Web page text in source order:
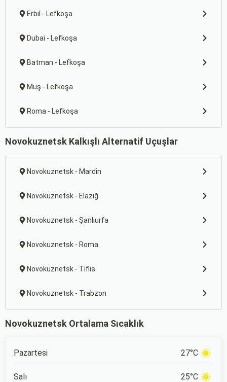
Erbil - Lefkoşa
Dubai - Lefkoşa
Batman - Lefkoşa
Muş - Lefkoşa
Roma - Lefkoşa
Novokuznetsk Kalkışlı Alternatif Uçuşlar
Novokuznetsk - Mardin
Novokuznetsk - Elazığ
Novokuznetsk - Şanlıurfa
Novokuznetsk - Roma
Novokuznetsk - Tiflis
Novokuznetsk - Trabzon
Novokuznetsk Ortalama Sıcaklık
Pazartesi 27°C
Salı 25°C